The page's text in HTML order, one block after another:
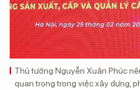
Thủ tướng Nguyễn Xuân Phúc
quan trọng trong việc xây dựng,